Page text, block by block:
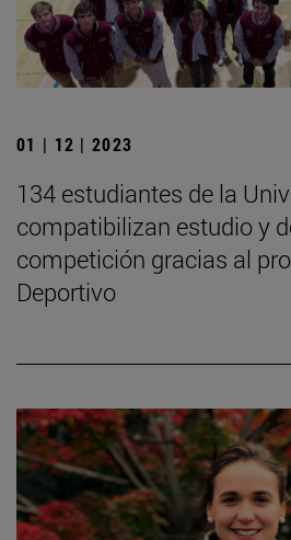
01 | 12 | 2023
134 estudiantes de la
compatibilizan estudio y
competición gracias al
Deportivo